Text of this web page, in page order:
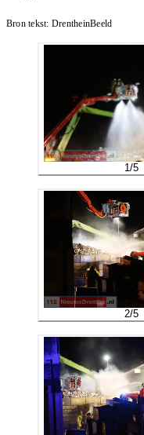
Bron tekst: DrentheinBeeld
1/5
2/5